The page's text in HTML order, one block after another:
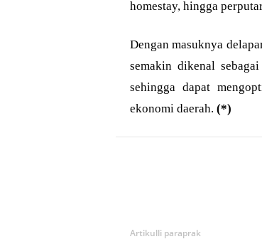
homestay, hingga
Dengan masuknya
semakin dikenal
sehingga dapat
ekonomi daerah. (*)
Artikulli paraprak